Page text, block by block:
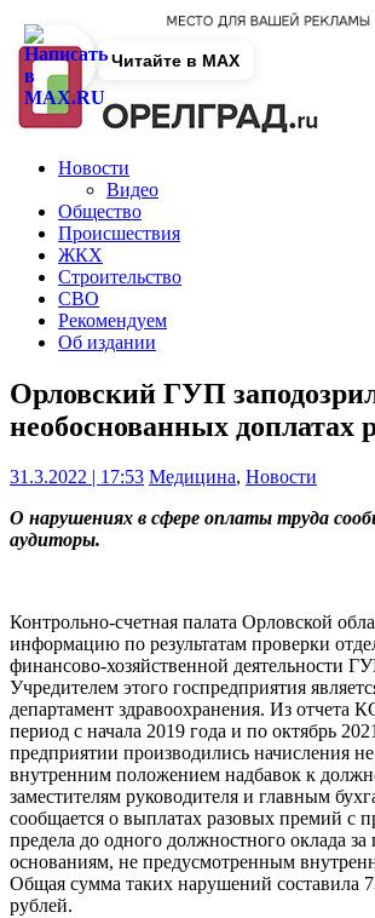
Новости
Видео
Общество
Происшествия
ЖКХ
Строительство
СВО
Рекомендуем
Об издании
Орловский ГУП
необоснованных доплатах
31.3.2022 | 17:53 Медицина, Новости
О нарушениях в сфере оплаты труда
аудиторы.
Контрольно-счетная палата Орловской
информацию по результатам проверки
финансово-хозяйственной деятельности
Учредителем этого госпредприятия
департамент здравоохранения. Из отчета
период с начала 2019 года и по октябрь
предприятии производились начисления
внутренним положением надбавок к
заместителям руководителя и главным
сообщается о выплатах разовых премий с
предела до одного должностного оклада за
основаниям, не предусмотренным
Общая сумма таких нарушений составила
рублей.
Читайте в MAX